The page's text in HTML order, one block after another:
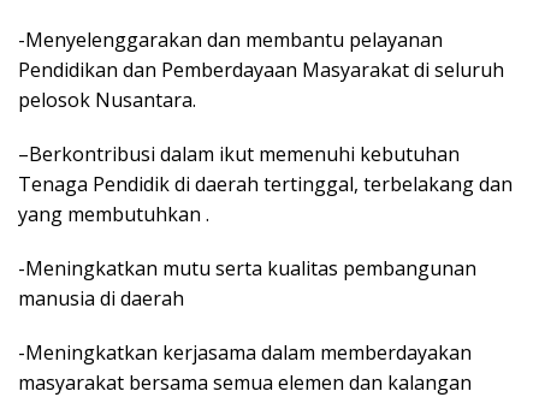
-Menyelenggarakan dan membantu pelayanan
Pendidikan dan Pemberdayaan Masyarakat di seluruh
pelosok Nusantara.
–Berkontribusi dalam ikut memenuhi kebutuhan
Tenaga Pendidik di daerah tertinggal, terbelakang dan
yang membutuhkan .
-Meningkatkan mutu serta kualitas pembangunan
manusia di daerah
-Meningkatkan kerjasama dalam memberdayakan
masyarakat bersama semua elemen dan kalangan